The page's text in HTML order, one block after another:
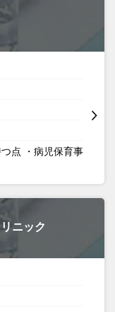
点 ・病児保育事
ニック